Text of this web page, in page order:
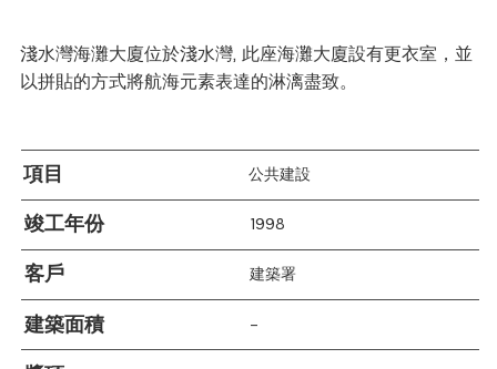
淺水灣海灘大廈位於淺水灣, 此座海灘大廈設有更衣室，並
以拼貼的方式將航海元素表達的淋漓盡致。
項目 公共建設
竣工年份 1998
客戶 建築署
建築面積 –